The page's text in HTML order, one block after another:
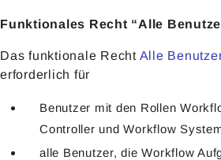
Funktionales Recht “Alle
Das funktionale Recht Alle
erforderlich für
Benutzer mit den Rollen
Controller und Workflow
alle Benutzer, die Workflow